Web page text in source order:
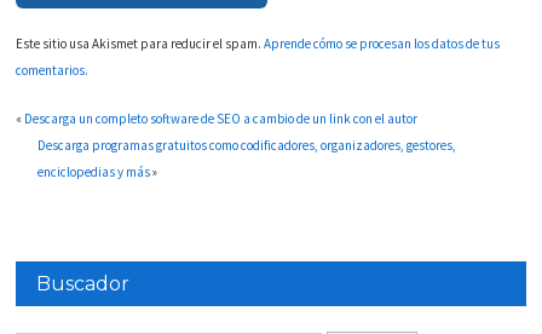
Este sitio usa Akismet para reducir el spam.Aprende cómo se procesan los datos de tus
comentarios.
« Descarga un completo software de SEO a cambio de un link con el autor
Descarga programas gratuitos como codificadores, organizadores, gestores,
enciclopedias y más»
Buscador